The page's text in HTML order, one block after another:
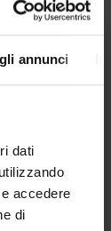
annunci
dati
accedere
di